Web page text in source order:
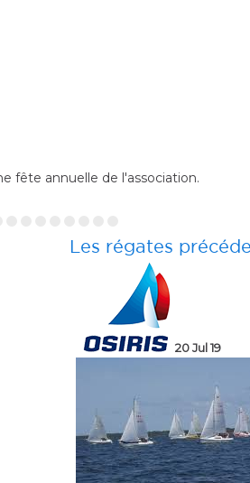
plus de 20 Micro chaque année.
17 Aug 19
Les régates
14 Jul 19